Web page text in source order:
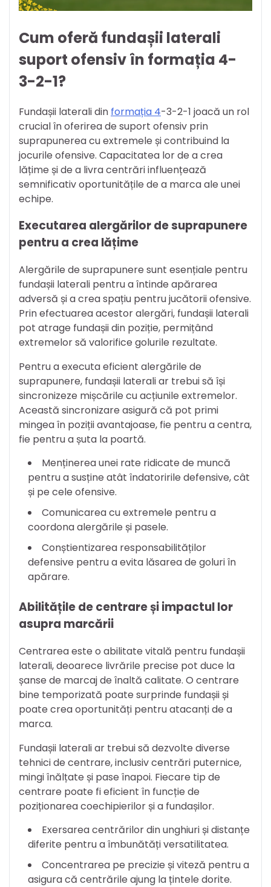
Cum oferă fundașii laterali
suport ofensiv în formația 4-
3-2-1?
Fundașii laterali din formația 4-3-2-1 joacă un rol
crucial în oferirea de suport ofensiv prin
suprapunerea cu extremele și contribuind la
jocurile ofensive. Capacitatea lor de a crea
lățime și de a livra centrări influențează
semnificativ oportunitățile de a marca ale unei
echipe.
Executarea alergărilor de suprapunere
pentru a crea lățime
Alergările de suprapunere sunt esențiale pentru
fundașii laterali pentru a întinde apărarea
adversă și a crea spațiu pentru jucătorii ofensive.
Prin efectuarea acestor alergări, fundașii laterali
pot atrage fundașii din poziție, permițând
extremelor să valorifice golurile rezultate.
Pentru a executa eficient alergările de
suprapunere, fundașii laterali ar trebui să își
sincronizeze mișcările cu acțiunile extremelor.
Această sincronizare asigură că pot primi
mingea în poziții avantajoase, fie pentru a centra,
fie pentru a șuta la poartă.
Menținerea unei rate ridicate de muncă
pentru a susține atât îndatoririle defensive, cât
și pe cele ofensive.
Comunicarea cu extremele pentru a
coordona alergările și pasele.
Conștientizarea responsabilităților
defensive pentru a evita lăsarea de goluri în
apărare.
Abilitățile de centrare și impactul lor
asupra marcării
Centrarea este o abilitate vitală pentru fundașii
laterali, deoarece livrările precise pot duce la
șanse de marcaj de înaltă calitate. O centrare
bine temporizată poate surprinde fundașii și
poate crea oportunități pentru atacanți de a
marca.
Fundașii laterali ar trebui să dezvolte diverse
tehnici de centrare, inclusiv centrări puternice,
mingi înălțate și pase înapoi. Fiecare tip de
centrare poate fi eficient în funcție de
poziționarea coechipierilor și a fundașilor.
Exersarea centrărilor din unghiuri și distanțe
diferite pentru a îmbunătăți versatilitatea.
Concentrarea pe precizie și viteză pentru a
asigura că centrările ajung la țintele dorite.